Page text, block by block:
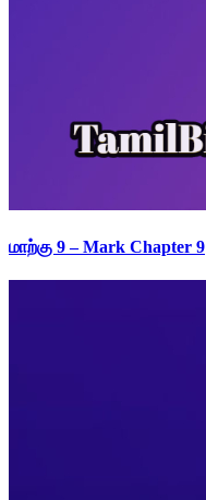
மாற்கு 9 – Mark Chapter 9